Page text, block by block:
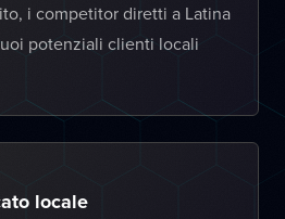
i competitor diretti a Latina
potenziali clienti locali
locale